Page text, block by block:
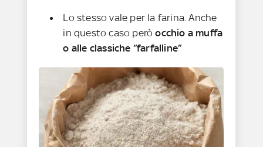
Lo stesso vale per la farina. Anche
in questo caso peròocchio a muffa
o alle classiche “farfalline”